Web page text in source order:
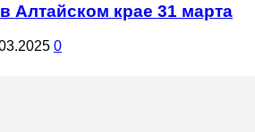
Алтайском крае 31 марта
0